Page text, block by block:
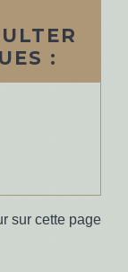
:
sur cette page